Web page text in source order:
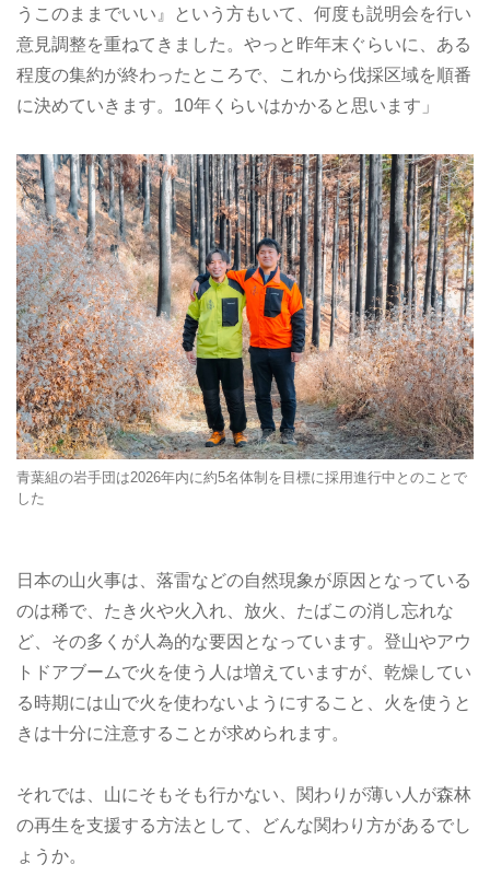
うこのままでいい』という方もいて、何度も説明会を行い
意見調整を重ねてきました。やっと昨年末ぐらいに、ある
程度の集約が終わったところで、これから伐採区域を順番
に決めていきます。10年くらいはかかると思います」
青葉組の岩手団は2026年内に約5名体制を目標に採用進行中とのことで
した
日本の山火事は、落雷などの自然現象が原因となっている
のは稀で、たき火や火入れ、放火、たばこの消し忘れな
ど、その多くが人為的な要因となっています。登山やアウ
トドアブームで火を使う人は増えていますが、乾燥してい
る時期には山で火を使わないようにすること、火を使うと
きは十分に注意することが求められます。
それでは、山にそもそも行かない、関わりが薄い人が森林
の再生を支援する方法として、どんな関わり方があるでし
ょうか。